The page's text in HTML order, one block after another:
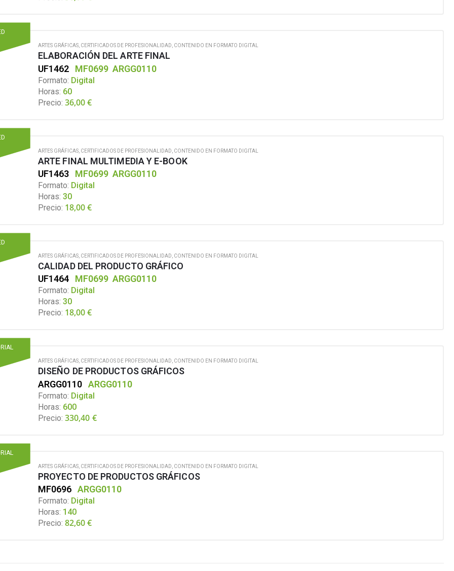
ARTES GRÁFICAS CERTIFICADOS DE PROFESIONALIDAD CONTENIDO EN FORMATO DIGITAL
ELABORACIÓN DEL ARTE FINAL
UF1462
MF0699 ARGG0110
Formato: Digital
Horas: 60
Precio: 36,00€
ARTES GRÁFICAS CERTIFICADOS DE PROFESIONALIDAD CONTENIDO EN FORMATO DIGITAL
ARTE FINAL MULTIMEDIA Y E-BOOK
UF1463
MF0699 ARGG0110
Formato: Digital
Horas: 30
Precio: 18,00€
ARTES GRÁFICAS CERTIFICADOS DE PROFESIONALIDAD CONTENIDO EN FORMATO DIGITAL
CALIDAD DEL PRODUCTO GRÁFICO
UF1464
MF0699 ARGG0110
Formato: Digital
Horas: 30
Precio: 18,00€
ARTES GRÁFICAS, CERTIFICADOS DE PROFESIONALIDAD, CONTENIDO EN FORMATO DIGITAL
DISEÑO DE PRODUCTOS GRÁFICOS
ARGG0110 ARGG0110
Formato: Digital
Horas: 600
Precio: 330,40 €
ARTES GRÁFICAS CERTIFICADOS DE PROFESIONALIDAD CONTENIDO EN FORMATO DIGITAL
PROYECTO DE PRODUCTOS GRÁFICOS
MF0696 ARGG0110
Formato: Digital
Horas: 140
Precio: 82,60€